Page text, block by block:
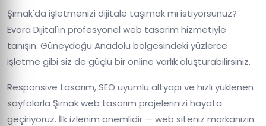
Şırnak'da işletmenizi dijitale taşımak mı istiyorsunuz?
Evora Dijital'in profesyonel web tasarım hizmetiyle
tanışın. Güneydoğu Anadolu bölgesindeki yüzlerce
işletme gibi siz de güçlü bir online varlık oluşturabilirsiniz.
Responsive tasarım, SEO uyumlu altyapı ve hızlı yüklenen
sayfalarla Şırnak web tasarım projelerinizi hayata
geçiriyoruz. İlk izlenim önemlidir — web siteniz markanızın